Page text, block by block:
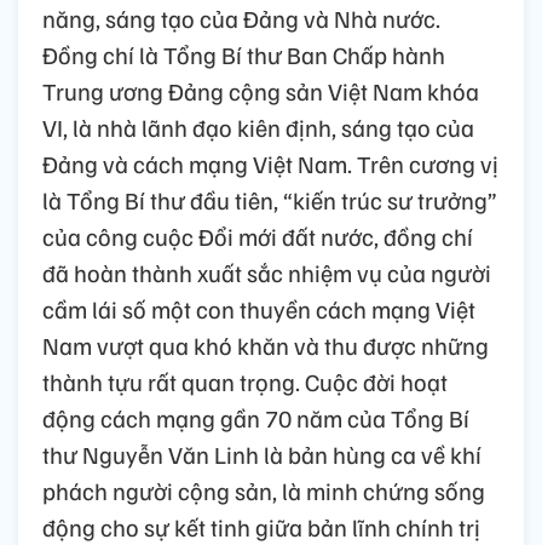
năng, sáng tạo của Đảng và Nhà nước.
Đồng chí là Tổng Bí thư Ban Chấp hành
Trung ương Đảng cộng sản Việt Nam khóa
VI, là nhà lãnh đạo kiên định, sáng tạo của
Đảng và cách mạng Việt Nam. Trên cương vị
là Tổng Bí thư đầu tiên, “kiến trúc sư trưởng”
của công cuộc Đổi mới đất nước, đồng chí
đã hoàn thành xuất sắc nhiệm vụ của người
cầm lái số một con thuyền cách mạng Việt
Nam vượt qua khó khăn và thu được những
thành tựu rất quan trọng. Cuộc đời hoạt
động cách mạng gần 70 năm của Tổng Bí
thư Nguyễn Văn Linh là bản hùng ca về khí
phách người cộng sản, là minh chứng sống
động cho sự kết tinh giữa bản lĩnh chính trị